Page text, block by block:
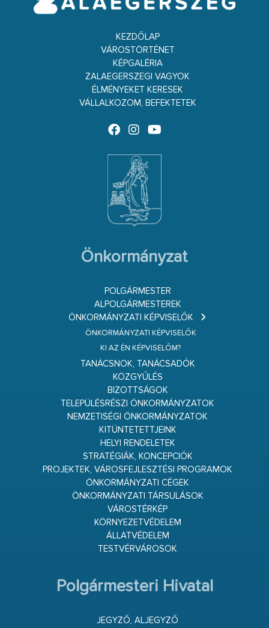
KEZDŐLAP
VÁROSTÖRTÉNET
KÉPGALÉRIA
ZALAEGERSZEGI VAGYOK
ÉLMÉNYEKET KERESEK
VÁLLALKOZOM, BEFEKTETEK
Önkormányzat
POLGÁRMESTER
ALPOLGÁRMESTEREK
ÖNKORMÁNYZATI KÉPVISELŐK
ÖNKORMÁNYZATI KÉPVISELŐK
KI AZ ÉN KÉPVISELŐM?
TANÁCSNOK, TANÁCSADÓK
KÖZGYŰLÉS
BIZOTTSÁGOK
TELEPÜLÉSRÉSZI ÖNKORMÁNYZATOK
NEMZETISÉGI ÖNKORMÁNYZATOK
KITÜNTETETTJEINK
HELYI RENDELETEK
STRATÉGIÁK, KONCEPCIÓK
PROJEKTEK, VÁROSFEJLESZTÉSI PROGRAMOK
ÖNKORMÁNYZATI CÉGEK
ÖNKORMÁNYZATI TÁRSULÁSOK
VÁROSTÉRKÉP
KÖRNYEZETVÉDELEM
ÁLLATVÉDELEM
TESTVÉRVÁROSOK
Polgármesteri Hivatal
JEGYZŐ, ALJEGYZŐ